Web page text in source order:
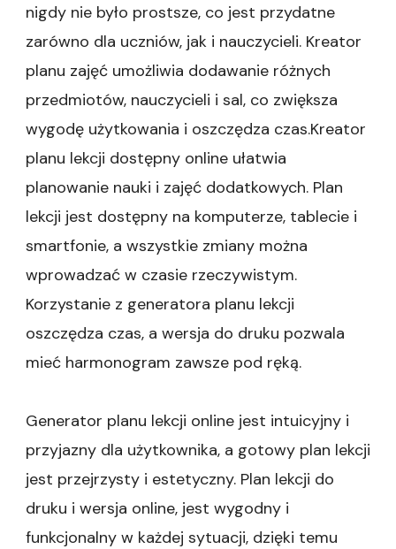
nigdy nie było prostsze, co jest przydatne
zarówno dla uczniów, jak i nauczycieli. Kreator
planu zajęć umożliwia dodawanie różnych
przedmiotów, nauczycieli i sal, co zwiększa
wygodę użytkowania i oszczędza czas.Kreator
planu lekcji dostępny online ułatwia
planowanie nauki i zajęć dodatkowych. Plan
lekcji jest dostępny na komputerze, tablecie i
smartfonie, a wszystkie zmiany można
wprowadzać w czasie rzeczywistym.
Korzystanie z generatora planu lekcji
oszczędza czas, a wersja do druku pozwala
mieć harmonogram zawsze pod ręką.
Generator planu lekcji online jest intuicyjny i
przyjazny dla użytkownika, a gotowy plan lekcji
jest przejrzysty i estetyczny. Plan lekcji do
druku i wersja online, jest wygodny i
funkcjonalny w każdej sytuacji, dzięki temu